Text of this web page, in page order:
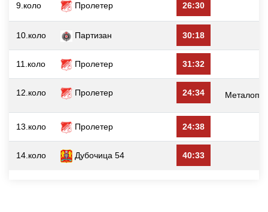
9.коло Пролетер 26:30
10.коло Партизан 30:18
11.коло Пролетер 31:32
12.коло Пролетер 24:34
13.коло Пролетер 24:38
14.коло Дубочица 54 40:33